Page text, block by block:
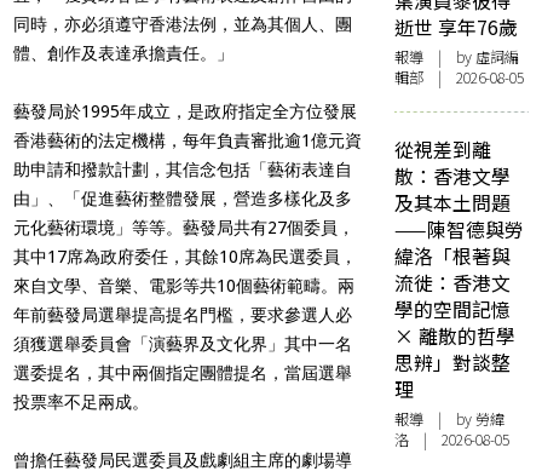
同時，亦必須遵守香港法例，並為其個人、團
體、創作及表達承擔責任。」
藝發局於1995年成立，是政府指定全方位發展
香港藝術的法定機構，每年負責審批逾1億元資
助申請和撥款計劃，其信念包括「藝術表達自
由」、「促進藝術整體發展，營造多樣化及多
元化藝術環境」等等。藝發局共有27個委員，
其中17席為政府委任，其餘10席為民選委員，
來自文學、音樂、電影等共10個藝術範疇。兩
年前藝發局選舉提高提名門檻，要求參選人必
須獲選舉委員會「演藝界及文化界」其中一名
選委提名，其中兩個指定團體提名，當屆選舉
投票率不足兩成。
曾擔任藝發局民選委員及戲劇組主席的劇場導
逝世 享年76歲
報導 | by 虛詞編
輯部 | 2026-08-05
從視差到離
散：香港文學
及其本土問題
——陳智德與勞
緯洛「根著與
流徙：香港文
學的空間記憶
× 離散的哲學
思辨」對談整
理
報導 | by 勞緯
洛 | 2026-08-05